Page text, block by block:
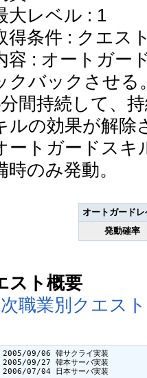
大レベル : 1
得条件 : クエス
容 : オートガー
クバックさせる
間持続して、
ルの効果が解除
ートガードスキ
時のみ発動。
オートガードレ
発動確率
スト概要
職業別クエスト
2005/09/06 韓サクライ実装
2005/09/27 韓本サーバ実装
2006/07/04 日本サーバ実装